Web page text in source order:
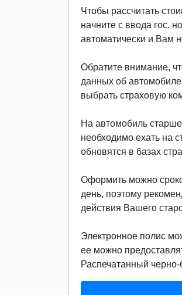
Чтобы рассчитать
начните с ввода гос.
автоматически и Вам
Обратите внимание,
данных об
выбрать страховую
На автомобиль старше
необходимо ехать на
обновятся в базах
Оформить можно
день, поэтому
действия Вашего
Электронное полис
ее можно
Распечатанный